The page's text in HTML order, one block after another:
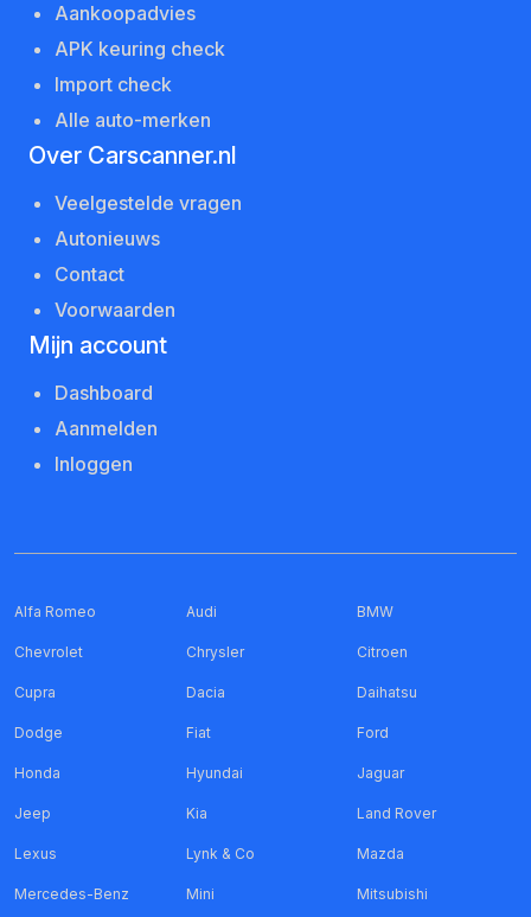
Aankoopadvies
APK keuring check
Import check
Alle auto-merken
Over Carscanner.nl
Veelgestelde vragen
Autonieuws
Contact
Voorwaarden
Mijn account
Dashboard
Aanmelden
Inloggen
Alfa Romeo Audi BMW
Chevrolet Chrysler Citroen
Cupra Dacia Daihatsu
Dodge Fiat Ford
Honda Hyundai Jaguar
Jeep Kia Land Rover
Lexus Lynk & Co Mazda
Mercedes-Benz Mini Mitsubishi